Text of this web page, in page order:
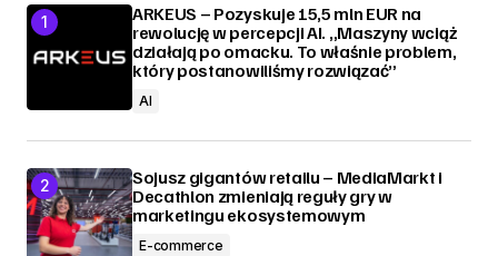
ARKEUS – Pozyskuje 15,5 mln EUR na
rewolucję w percepcji AI. „Maszyny wciąż
działają po omacku. To właśnie problem,
który postanowiliśmy rozwiązać”
AI
Sojusz gigantów retailu – MediaMarkt i
Decathlon zmieniają reguły gry w
marketingu ekosystemowym
E-commerce